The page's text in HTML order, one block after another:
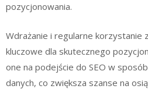
pozycjonowania.
Wdrażanie i regularne korzystanie
kluczowe dla skutecznego
one na podejście do SEO w
danych, co zwiększa szanse na